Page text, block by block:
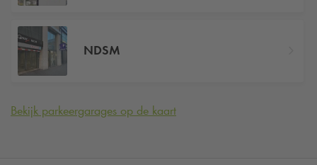
NDSM
Bekijk parkeergarages op de kaart